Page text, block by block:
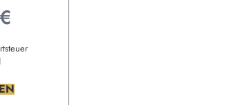
€